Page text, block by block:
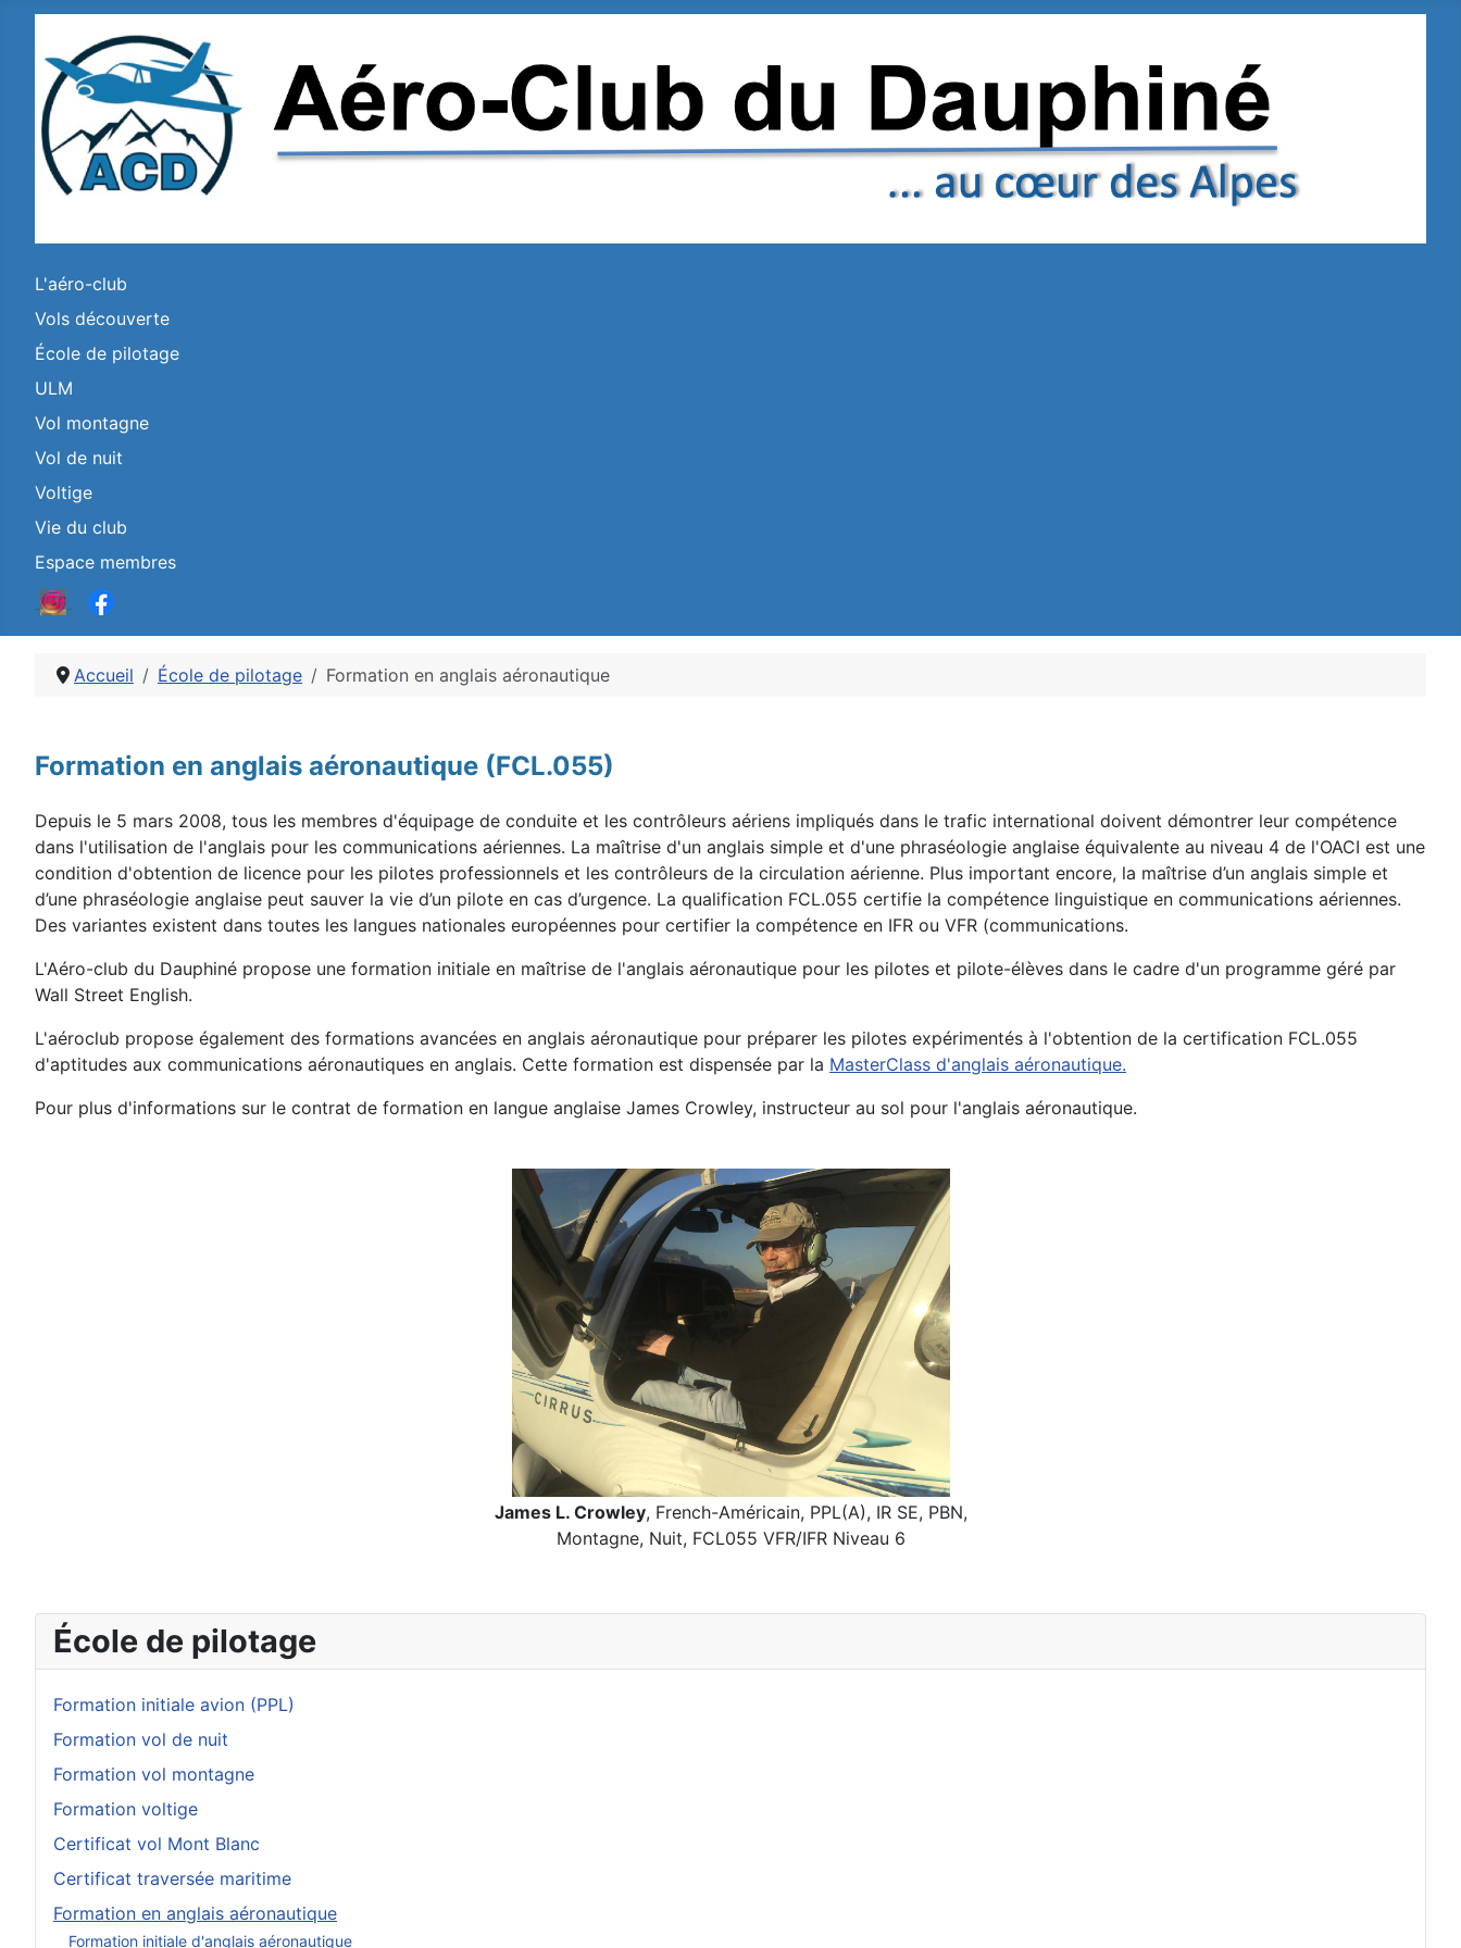
L'aéro-club
Vols découverte
École de pilotage
ULM
Vol montagne
Vol de nuit
Voltige
Vie du club
Espace membres
École de pilotage
Formation initiale avion (PPL)
Formation vol de nuit
Formation vol montagne
Formation voltige
Certificat vol Mont Blanc
Certificat traversée maritime
Formation en anglais aéronautique
Formation initiale d'anglais aéronautique
Accueil École de pilotage Formation en anglais aéronautique
Formation en anglais aéronautique (FCL.055)
Depuis le 5 mars 2008, tous les membres d'équipage de conduite et les contrôleurs aériens impliqués dans le trafic international doivent démontrer leur compétence
dans l'utilisation de l'anglais pour les communications aériennes. La maîtrise d'un anglais simple et d'une phraséologie anglaise équivalente au niveau 4 de l'OACI est une
condition d'obtention de licence pour les pilotes professionnels et les contrôleurs de la circulation aérienne. Plus important encore, la maîtrise d’un anglais simple et
d’une phraséologie anglaise peut sauver la vie d’un pilote en cas d’urgence. La qualification FCL.055 certifie la compétence linguistique en communications aériennes.
Des variantes existent dans toutes les langues nationales européennes pour certifier la compétence en IFR ou VFR (communications.
L'Aéro-club du Dauphiné propose une formation initiale en maîtrise de l'anglais aéronautique pour les pilotes et pilote-élèves dans le cadre d'un programme géré par
Wall Street English.
L'aéroclub propose également des formations avancées en anglais aéronautique pour préparer les pilotes expérimentés à l'obtention de la certification FCL.055
d'aptitudes aux communications aéronautiques en anglais. Cette formation est dispensée par la MasterClass d'anglais aéronautique.
Pour plus d'informations sur le contrat de formation en langue anglaise James Crowley, instructeur au sol pour l'anglais aéronautique.
James L. Crowley, French-Américain, PPL(A), IR SE, PBN,
Montagne, Nuit, FCL055 VFR/IFR Niveau 6